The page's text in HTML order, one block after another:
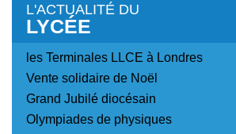
L'ACTUALITÉ DU
LYCÉE
les Terminales LLCE à Londres
Vente solidaire de Noël
Grand Jubilé diocésain
Olympiades de physiques